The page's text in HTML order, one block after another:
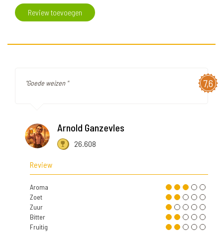
Review toevoegen
7,6
"Goede weizen "
Arnold Ganzevles
26.608
Review
Aroma
Zoet
Zuur
Bitter
Fruitig